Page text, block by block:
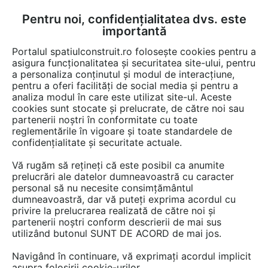
FĂ-ȚI CONT LOGIN
CUM SE FACE
EȘTI AICI: Video
Evaluare energetica - Definirea surselor
de energie si costurile aferente
Pentru noi, confidențialitatea dvs. este
importantă
Portalul spatiulconstruit.ro folosește cookies pentru a
asigura funcționalitatea și securitatea site-ului, pentru
a personaliza conținutul și modul de interacțiune,
pentru a oferi facilități de social media și pentru a
analiza modul în care este utilizat site-ul. Aceste
cookies sunt stocate și prelucrate, de către noi sau
partenerii noștri în conformitate cu toate
reglementările în vigoare și toate standardele de
confidențialitate și securitate actuale.
Vă rugăm să rețineți că este posibil ca anumite
prelucrări ale datelor dumneavoastră cu caracter
personal să nu necesite consimțământul
dumneavoastră, dar vă puteți exprima acordul cu
privire la prelucrarea realizată de către noi și
partenerii noștri conform descrierii de mai sus
utilizând butonul SUNT DE ACORD de mai jos.
Navigând în continuare, vă exprimați acordul implicit